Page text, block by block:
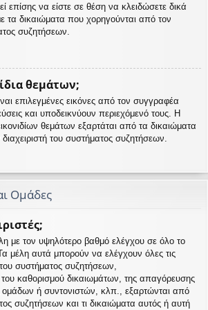
επίσης να είστε σε θέση να κλειδώσετε δικά
τα δικαιώματα που χορηγούνται από τον
συζητήσεων.
θεμάτων;
επιλεγμένες εικόνες από τον συγγραφέα
και υποδεικνύουν περιεχόμενό τους. Η
θεμάτων εξαρτάται από τα δικαιώματα
του συστήματος συζητήσεων.
Ομάδες
με τον υψηλότερο βαθμό ελέγχου σε όλο το
μέλη αυτά μπορούν να ελέγχουν όλες τις
συστήματος συζητήσεων,
καθορισμού δικαιωμάτων, της απαγόρευσης
ομάδων ή συντονιστών, κλπ., εξαρτώνται από
συζητήσεων και τι δικαιώματα αυτός ή αυτή